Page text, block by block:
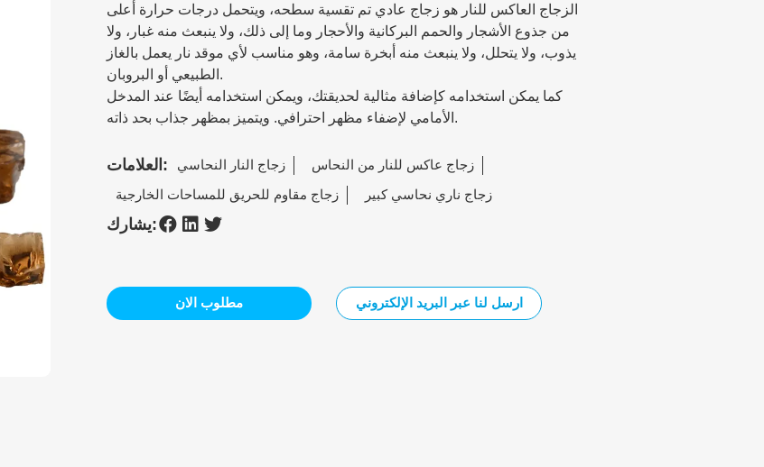
الزجاج العاكس للنار هو زجاج عادي تم تقسية سطحه، ويتحمل درجات حرارة أعلى
من جذوع الأشجار والحمم البركانية والأحجار وما إلى ذلك، ولا ينبعث منه غبار، ولا
يذوب، ولا يتحلل، ولا ينبعث منه أبخرة سامة، وهو مناسب لأي موقد نار يعمل بالغاز
الطبيعي أو البروبان.
كما يمكن استخدامه كإضافة مثالية لحديقتك، ويمكن استخدامه أيضًا عند المدخل
الأمامي لإضفاء مظهر احترافي. ويتميز بمظهر جذاب بحد ذاته.
العلامات: زجاج النار النحاسي زجاج عاكس للنار من النحاس
زجاج مقاوم للحريق للمساحات الخارجية زجاج ناري نحاسي كبير
يشارك:
مطلوب الان ارسل لنا عبر البريد الإلكتروني